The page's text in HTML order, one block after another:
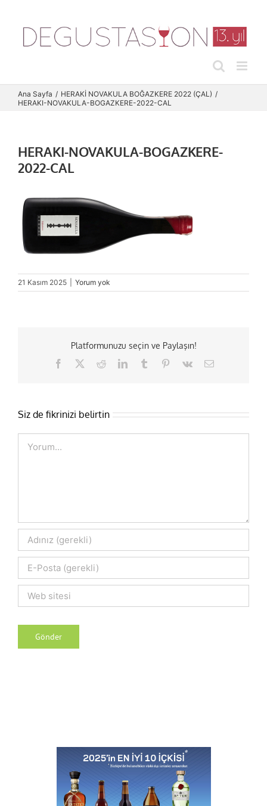
content
Ana Sayfa
HERAKİ NOVAKULA BOĞAZKERE 2022 (ÇAL)
HERAKI-NOVAKULA-BOGAZKERE-2022-CAL
HERAKI-NOVAKULA-BOGAZKERE-
2022-CAL
21 Kasım 2025 Yorum yok
Platformunuzu seçin ve Paylaşın!
Facebook RedditLinkedInTumblr Pinterest
Vk
E-
Siz de fikrinizi belirtin